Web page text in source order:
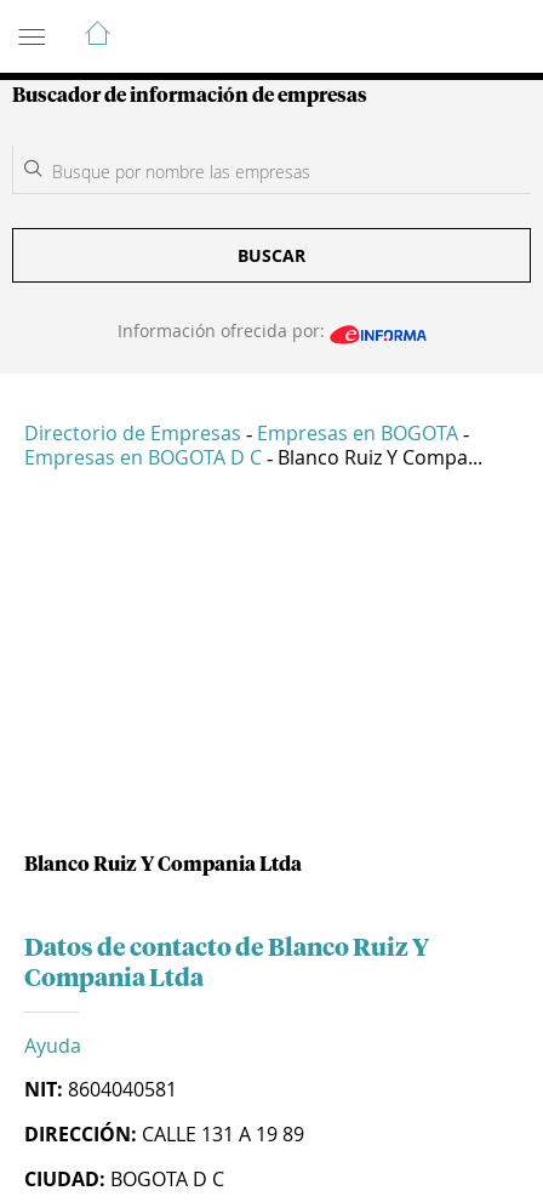
Guía de Empresas Colombianas
Buscador de información de empresas
BUSCAR
Información ofrecida por:
Directorio de Empresas - Empresas en BOGOTA -
Empresas en BOGOTA D C - Blanco Ruiz Y Compa...
Blanco Ruiz Y Compania Ltda
Datos de contacto de Blanco Ruiz Y
Compania Ltda
Ayuda
NIT: 8604040581
DIRECCIÓN: CALLE 131 A 19 89
CIUDAD: BOGOTA D C